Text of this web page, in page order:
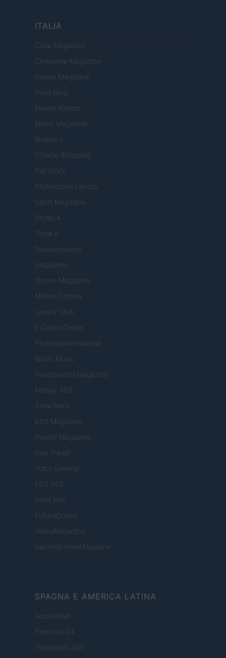
ITALIA
Casa Magazine
Cineverse Magazine
Donne Magazine
Food Blog
Milano Notizie
Motor Magazine
Notizie.it
Offerte Shopping
Pet Story
Professione Lavoro
Sport Magazine
Style24
Think.it
Tuobenessere
Viaggiamo
Nonne Magazine
Milano Cortina
Luxury Club
Il Calcio Online
Professione mamma
World Music
Investimenti Magazine
Money 365
Zona Nerd
B2B Magazine
People Magazine
Day Travel
Tutto Gaming
ESG 365
Food Wiki
FuturoDonna
HomeMagazine
SecondHomeMagazine
SPAGNA E AMERICA LATINA
Actualidad
Finanzas 24
Investindo 365